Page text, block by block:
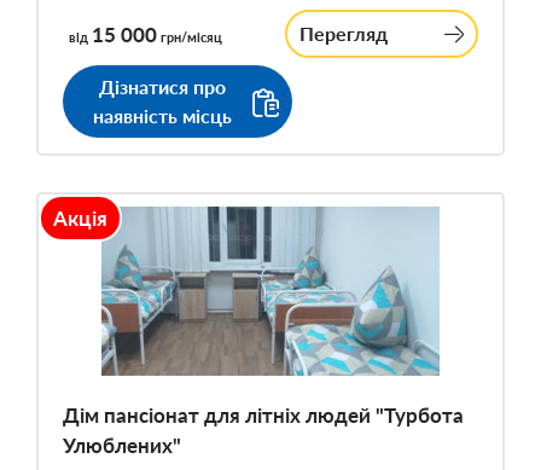
від 15 000 грн/місяц Перегляд
Дізнатися про
наявність місць
Акція
Дім пансіонат для літніх людей "Турбота
Улюблених"